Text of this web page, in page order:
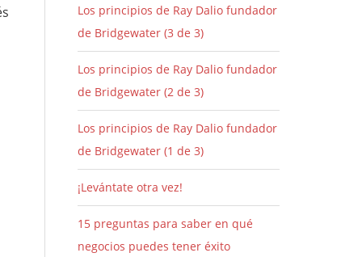
Los principios de Ray Dalio fundador
de Bridgewater (3 de 3)
Los principios de Ray Dalio fundador
de Bridgewater (2 de 3)
Los principios de Ray Dalio fundador
de Bridgewater (1 de 3)
¡Levántate otra vez!
15 preguntas para saber en qué
negocios puedes tener éxito